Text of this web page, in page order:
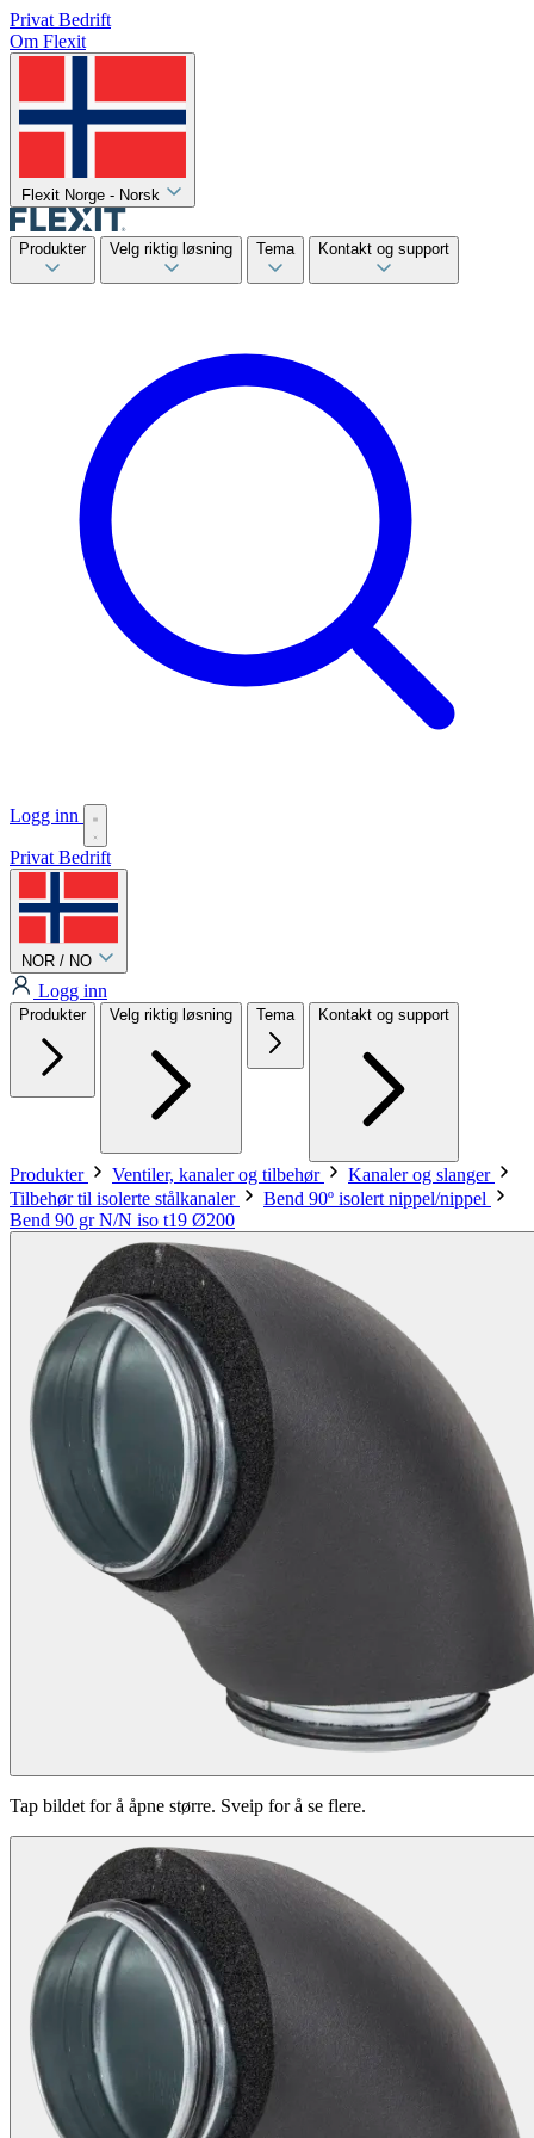
Privat Bedrift
Om Flexit
Flexit Norge - Norsk
Produkter Velg riktig løsning Tema Kontakt og support
Logg inn
Privat Bedrift
NOR / NO
Logg inn
Produkter Velg riktig løsning Tema Kontakt og support
Produkter Ventiler, kanaler og tilbehør
Kanaler og slanger
Tilbehør til isolerte stålkanaler
Bend 90º isolert nippel/nippel
Bend 90 gr N/N iso t19 Ø200
Tap bildet for å åpne større. Sveip for å se flere.